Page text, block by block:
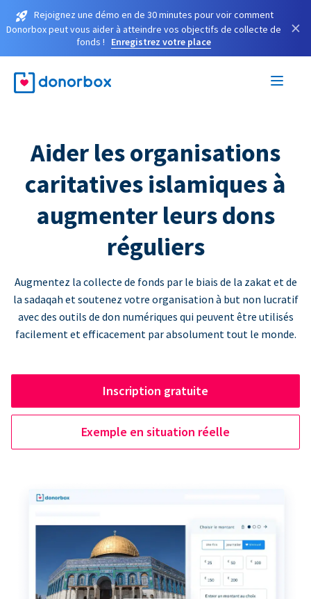
Rejoignez une démo en de 30 minutes pour voir comment
Donorbox peut vous aider à atteindre vos objectifs de collecte de
fonds !
Enregistrez votre place
×
Aider les organisations
caritatives islamiques à
augmenter leurs dons
réguliers
Augmentez la collecte de fonds par le biais de la zakat et de
la sadaqah et soutenez votre organisation à but non lucratif
avec des outils de don numériques qui peuvent être utilisés
facilement et efficacement par absolument tout le monde.
Inscription gratuite
Exemple en situation réelle